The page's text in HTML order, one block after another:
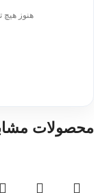
هنوز
محصولات